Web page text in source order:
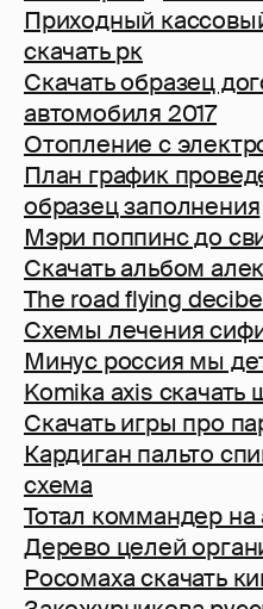
Приходный
скачать рк
Скачать образец
автомобиля 2017
Отопление с
План график
образец заполнения
Мэри поппинс до
Скачать альбом
The road flying
Схемы лечения
Минус россия мы
Komika axis скачать
Скачать игры про
Кардиган пальто
схема
Тотал коммандер на
Дерево целей
Росомаха скачать